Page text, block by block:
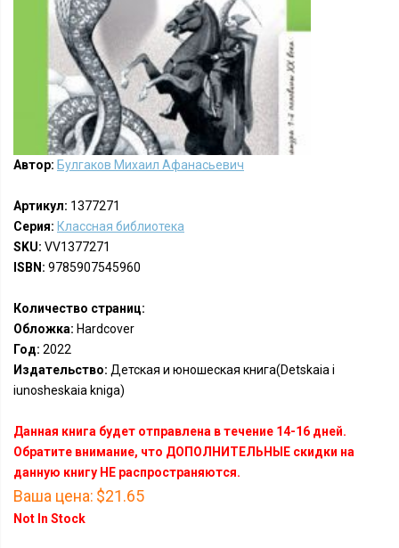
Автор: Булгаков Михаил Афанасьевич
Артикул: 1377271
Серия: Классная библиотека
SKU: VV1377271
ISBN: 9785907545960
Количество страниц:
Обложка: Hardcover
Год: 2022
Издательство: Детская и юношеская книга(Detskaia i
iunosheskaia kniga)
Данная книга будет отправлена в течение 14-16 дней.
Обратите внимание, что ДОПОЛНИТЕЛЬНЫЕ скидки на
данную книгу НЕ распространяются.
Ваша цена: $21.65
Not In Stock